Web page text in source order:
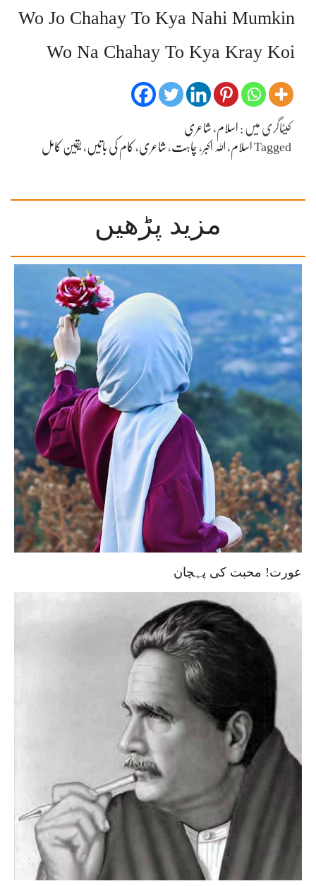
Wo Jo Chahay To Kya Nahi Mumkin
Wo Na Chahay To Kya Kray Koi
کیٹاگری میں : اسلام، شاعری
Taggedاسلام، اللہ اکبر، چاہت، شاعری، کام کی باتیں، یقین کامل
مزید پڑھیں
عورت! محبت کی پہچان